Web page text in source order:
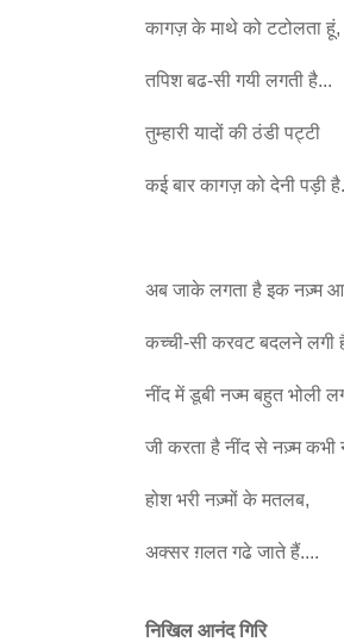
कागज़ के माथे को टटोलता हूं,
तपिश बढ-सी गयी लगती है...
तुम्हारी यादों की ठंडी पट्टी
कई बार कागज़ को देनी पड़ी
अब जाके लगता है इक नज़्म
कच्ची-सी करवट बदलने लगी
नींद में डूबी नज्म बहुत भोली
जी करता है नींद से नज़्म कभी
होश भरी नज़्मों के मतलब,
अक्सर ग़लत गढे जाते हैं....
निखिल आनंद गिरि